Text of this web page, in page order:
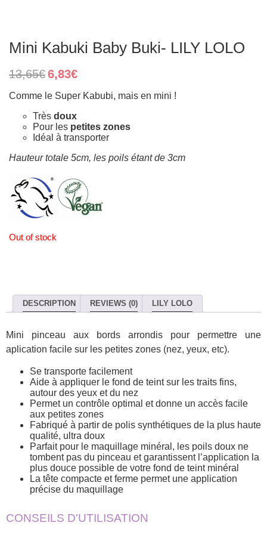
Mini Kabuki Baby Buki- LILY LOLO
13,65€ Original
price
was:
13,65€.
6,83€Current
is:
Comme le Super Kabubi, mais en mini !
Très doux
Pour les petites zones
Idéal à transporter
Hauteur totale 5cm, les poils étant de 3cm
Out of stock
DESCRIPTION REVIEWS (0) LILY LOLO
Mini pinceau aux bords arrondis pour permettre une
aplication facile sur les petites zones (nez, yeux, etc).
Se transporte facilement
Aide à appliquer le fond de teint sur les traits fins,
autour des yeux et du nez
Permet un contrôle optimal et donne un accès facile
aux petites zones
Fabriqué à partir de polis synthétiques de la plus haute
qualité, ultra doux
Parfait pour le maquillage minéral, les poils doux ne
tombent pas du pinceau et garantissent l’application la
plus douce possible de votre fond de teint minéral
La tête compacte et ferme permet une application
précise du maquillage
CONSEILS D'UTILISATION